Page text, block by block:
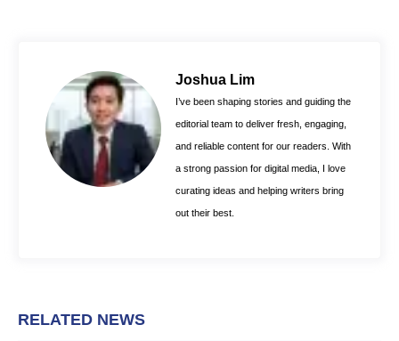
k
r
e
s
t
A
p
Joshua Lim
I’ve been shaping stories and guiding the
editorial team to deliver fresh, engaging,
and reliable content for our readers. With
a strong passion for digital media, I love
curating ideas and helping writers bring
out their best.
RELATED NEWS